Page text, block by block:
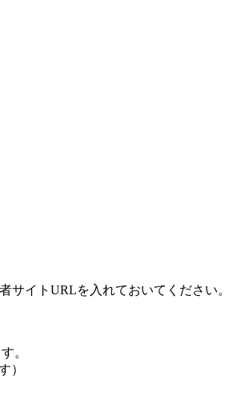
サイトURLを入れておいてください。
。
）